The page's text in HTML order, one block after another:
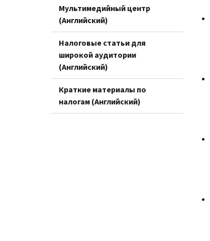
Мультимедийный центр
(Английский)
Налоговые статьи для
широкой аудитории
(Английский)
Краткие материалы по
налогам (Английский)